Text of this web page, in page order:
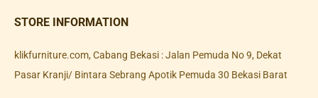
STORE INFORMATION
klikfurniture.com, Cabang Bekasi : Jalan Pemuda No 9, Dekat
Pasar Kranji/ Bintara Sebrang Apotik Pemuda 30 Bekasi Barat